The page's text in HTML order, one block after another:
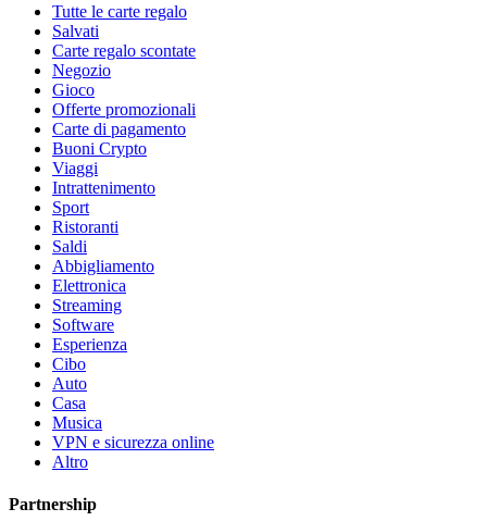
Tutte le carte regalo
Salvati
Carte regalo scontate
Negozio
Gioco
Offerte promozionali
Carte di pagamento
Buoni Crypto
Viaggi
Intrattenimento
Sport
Ristoranti
Saldi
Abbigliamento
Elettronica
Streaming
Software
Esperienza
Cibo
Auto
Casa
Musica
VPN e sicurezza online
Altro
Partnership